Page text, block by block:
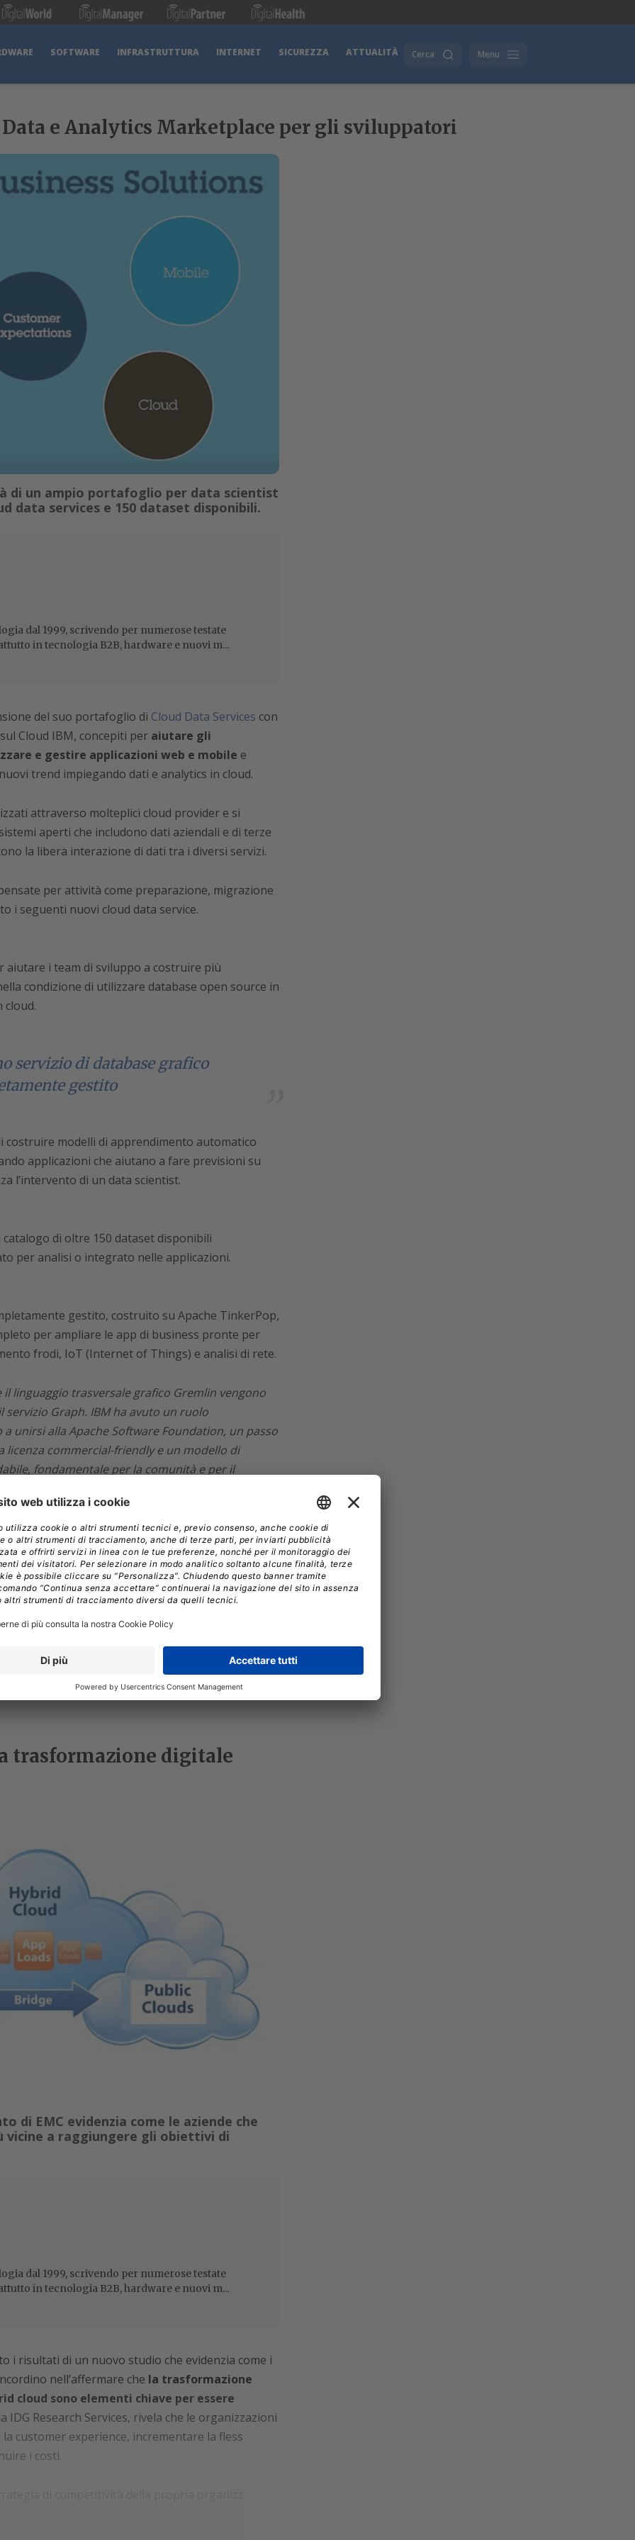
SOFTWARE INFRASTRUTTURA INTERNET SICUREZZA ATTUALITÀ Cerca Menu
e Analytics Marketplace per gli sviluppatori
di un ampio portafoglio per data scientist
data services e 150 dataset disponibili.
dal 1999, scrivendo per numerose testate
in tecnologia B2B, hardware e nuovi m...
del suo portafoglio di Cloud Data Services con
Cloud IBM, concepiti per aiutare gli
e gestire applicazioni web e mobile e
trend impiegando dati e analytics in cloud.
attraverso molteplici cloud provider e si
aperti che includono dati aziendali e di terze
la libera interazione di dati tra i diversi servizi.
per attività come preparazione, migrazione
i seguenti nuovi cloud data service.
i team di sviluppo a costruire più
condizione di utilizzare database open source in
cloud.
servizio di database grafico
gestito
costruire modelli di apprendimento automatico
applicazioni che aiutano a fare previsioni su
l’intervento di un data scientist.
di oltre 150 dataset disponibili
per analisi o integrato nelle applicazioni.
gestito, costruito su Apache TinkerPop,
per ampliare le app di business pronte per
frodi, IoT (Internet of Things) e analisi di rete.
il linguaggio trasversale grafico Gremlin vengono
Graph. IBM ha avuto un ruolo
unirsi alla Apache Software Foundation, un passo
commercial-friendly e un modello di
fondamentale per la comunità e per il
trasformazione digitale
di EMC evidenzia come le aziende che
vicine a raggiungere gli obiettivi di
dal 1999, scrivendo per numerose testate
in tecnologia B2B, hardware e nuovi m...
i risultati di un nuovo studio che evidenzia come i
nell’affermare che la trasformazione
cloud sono elementi chiave per essere
IDG Research Services, rivela che le organizzazioni
customer experience, incrementare la flessibilità,
i costi.